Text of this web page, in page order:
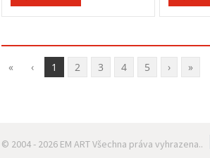
« ‹ 1 2 3 4 5 › »
© 2004 - 2026 EM ART Všechna práva vyhrazena..